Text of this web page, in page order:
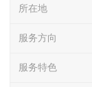
所在地
服务方向
服务特色